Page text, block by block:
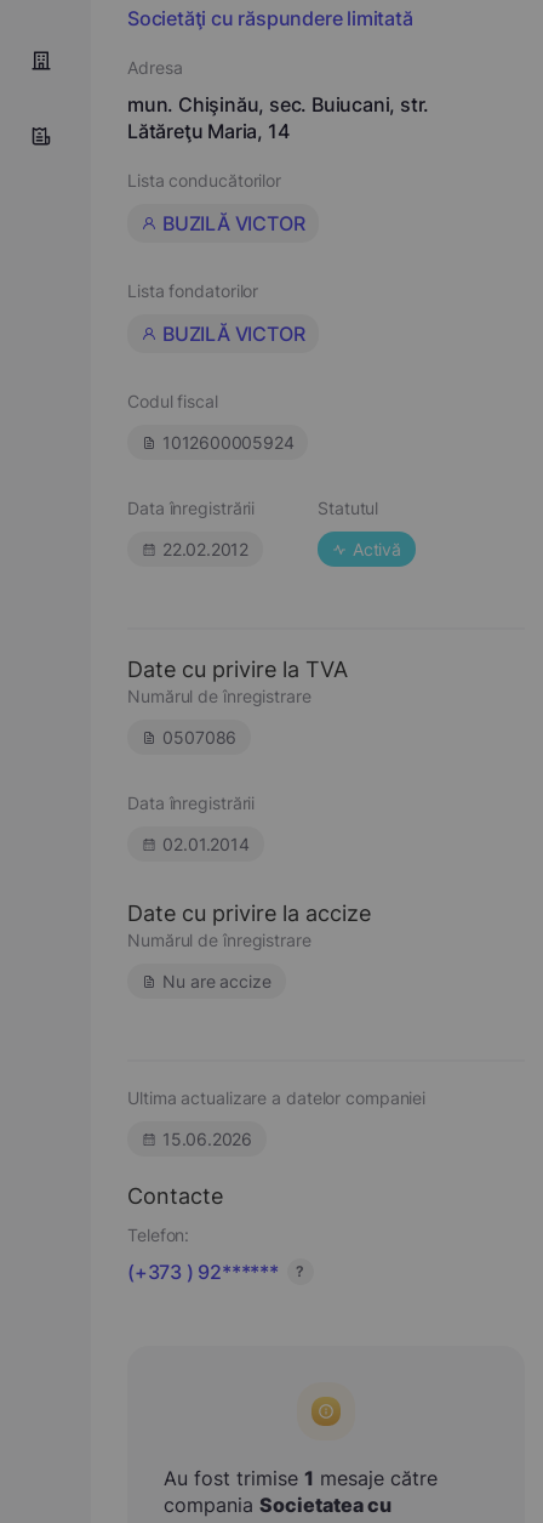
Societăţi cu răspundere limitată
Adresa
mun. Chişinău, sec. Buiucani, str.
Lătăreţu Maria, 14
Lista conducătorilor
BUZILĂ VICTOR
Lista fondatorilor
BUZILĂ VICTOR
Codul fiscal
1012600005924
Data înregistrării
22.02.2012
Statutul
Activă
Date cu privire la TVA
Numărul de înregistrare
0507086
Data înregistrării
02.01.2014
Date cu privire la accize
Numărul de înregistrare
Nu are accize
Ultima actualizare a datelor companiei
15.06.2026
Contacte
Telefon:
(+373 ) 92****** ?
Au fost trimise 1 mesaje către
compania Societatea cu